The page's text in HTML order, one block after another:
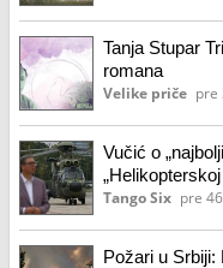
Tanja Stupar
romana
Velike priče pre
Vučić o
H125“
Tango Six pre
Požari u